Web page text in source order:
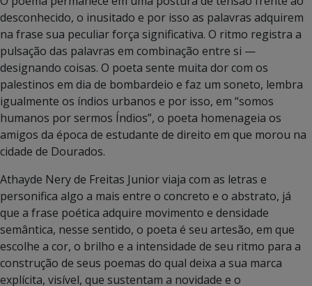
desconhecido, o inusitado e por isso as palavras adquirem
na frase sua peculiar força significativa. O ritmo registra a
pulsação das palavras em combinação entre si —
designando coisas. O poeta sente muita dor com os
palestinos em dia de bombardeio e faz um soneto, lembra
igualmente os índios urbanos e por isso, em “somos
humanos por sermos Índios”, o poeta homenageia os
amigos da época de estudante de direito em que morou na
cidade de Dourados.
Athayde Nery de Freitas Junior viaja com as letras e
personifica algo a mais entre o concreto e o abstrato, já
que a frase poética adquire movimento e densidade
semântica, nesse sentido, o poeta é seu artesão, em que
escolhe a cor, o brilho e a intensidade de seu ritmo para a
construção de seus poemas do qual deixa a sua marca
explícita, visível, que sustentam a novidade e o